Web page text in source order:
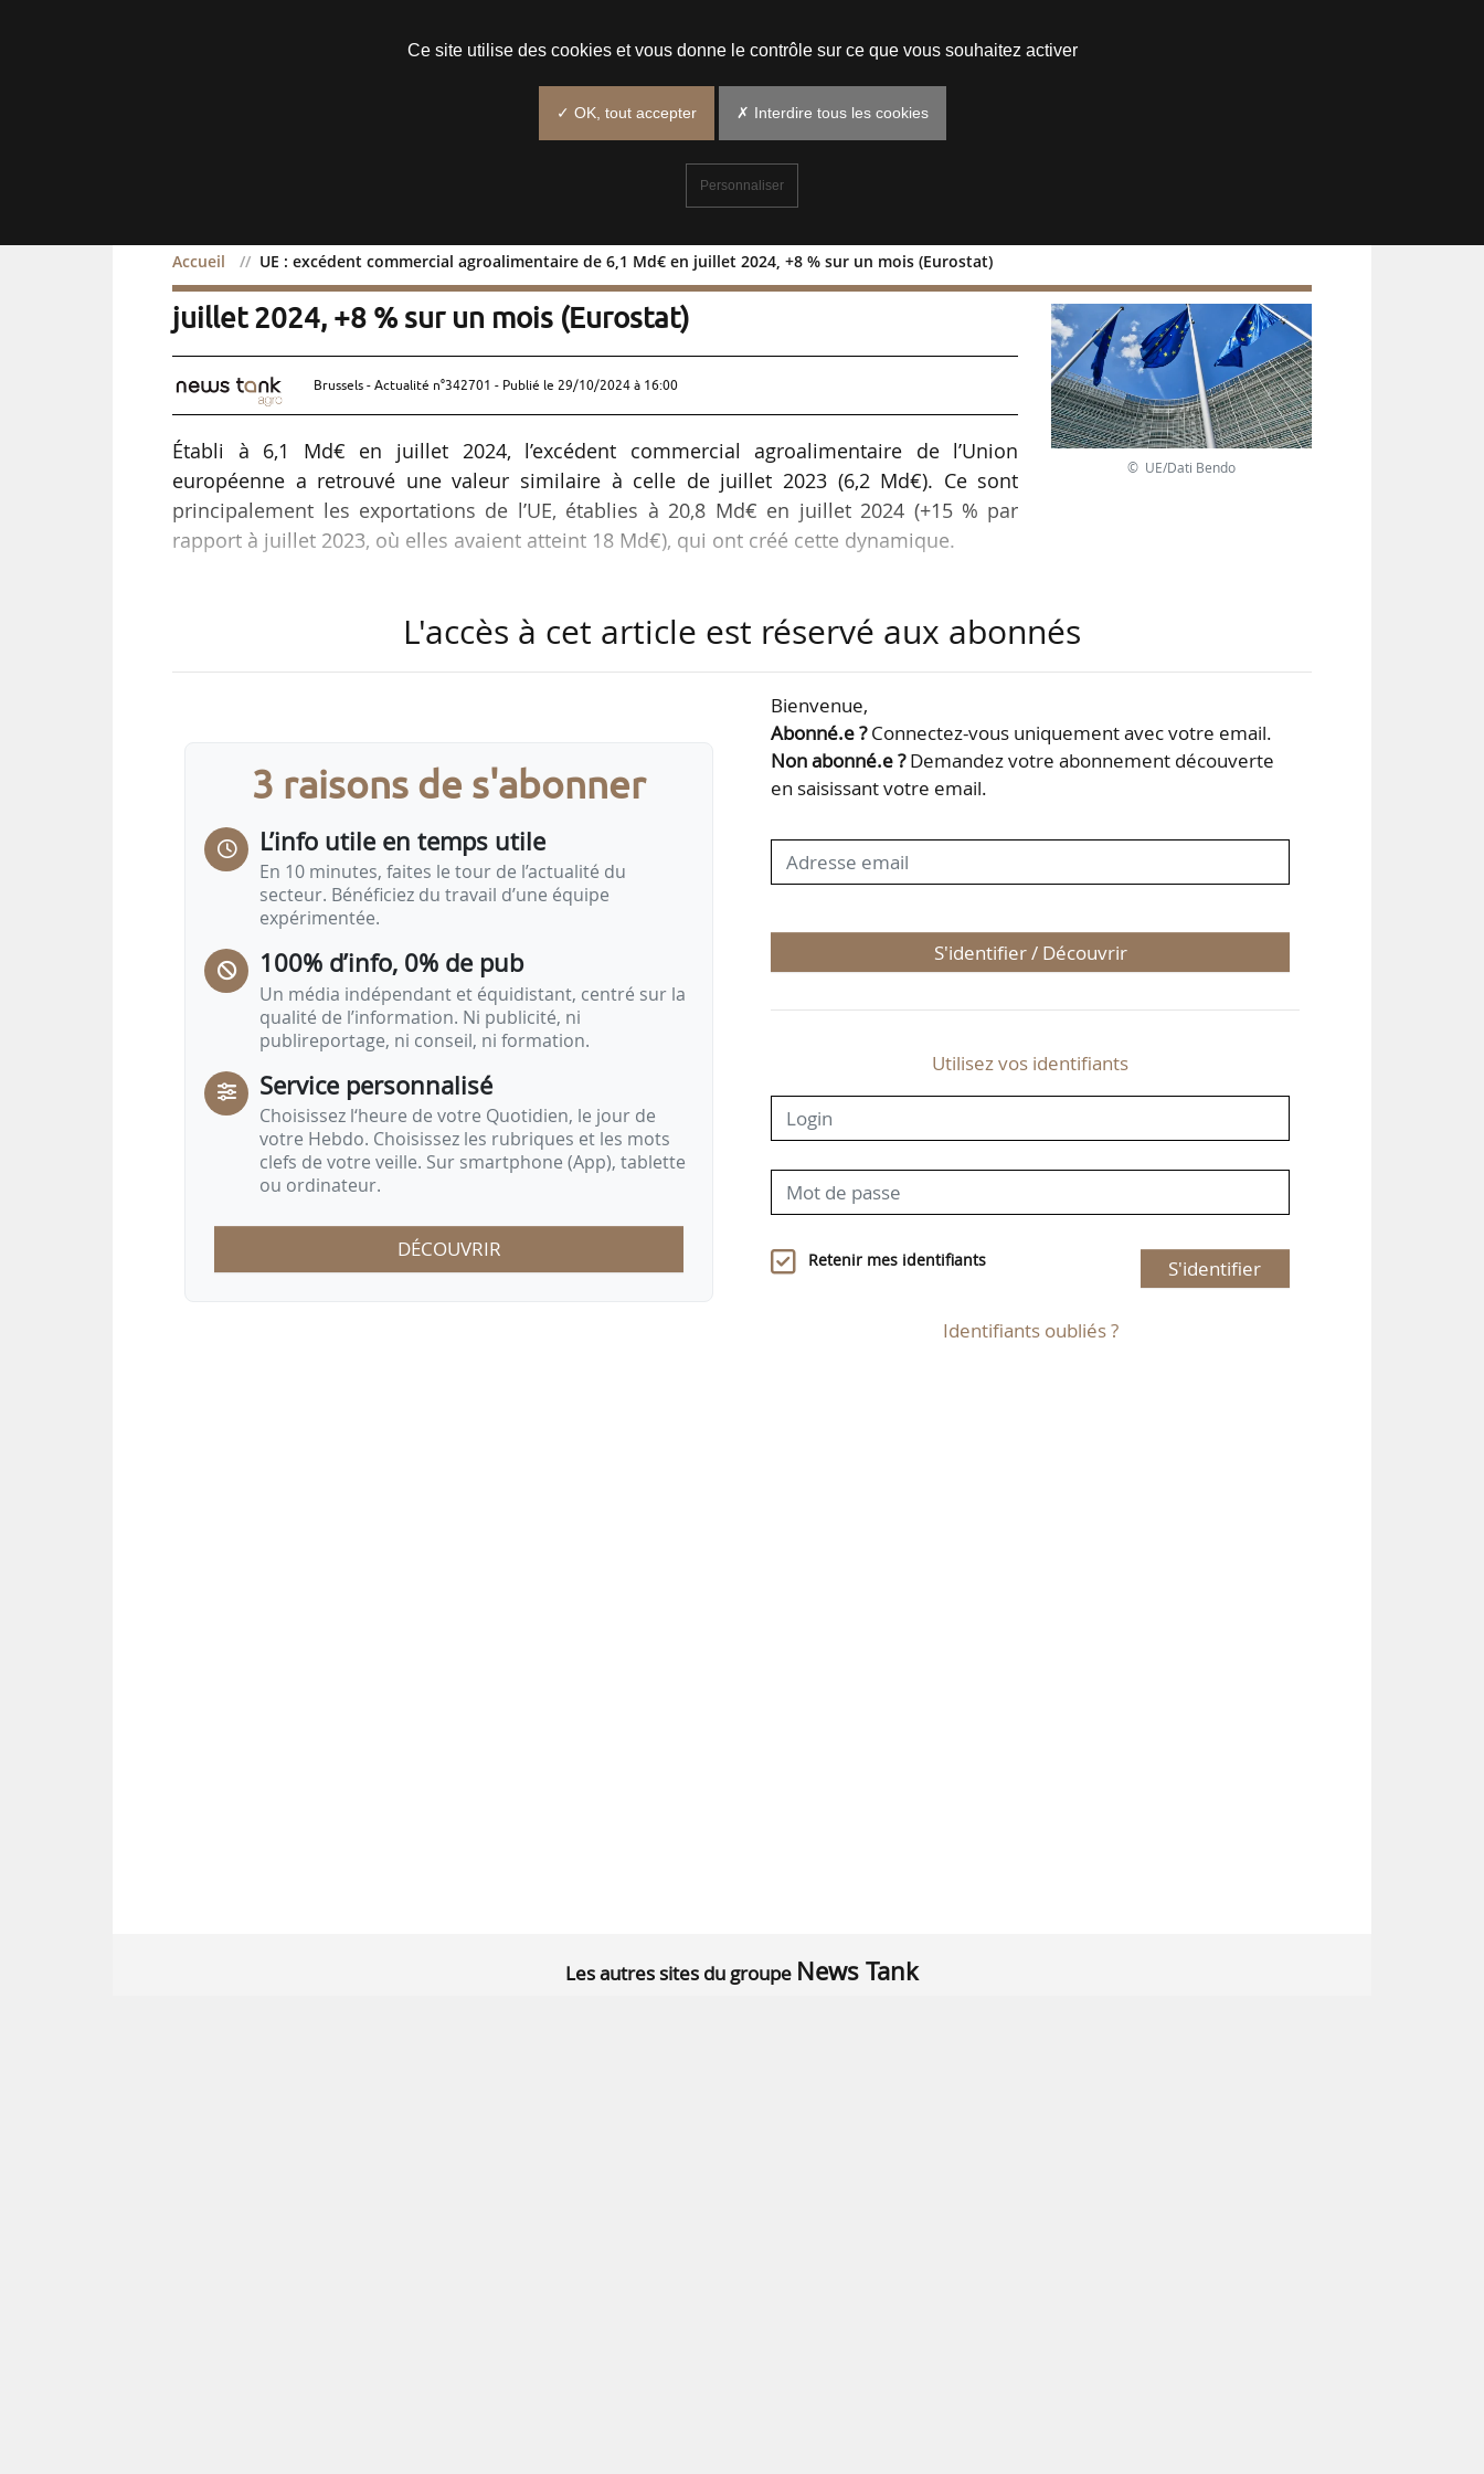
Accueil UE : excédent commercial agroalimentaire de 6,1 Md€ en juillet 2024, +8 % sur un mois (Eurostat)
UE : excédent commercial agroalimentaire de 6,1 Md€ en
juillet 2024, +8 % sur un mois (Eurostat)
Brussels - Actualité n°342701 - Publié le 29/10/2024 à 16:00
Établi à 6,1 Md€ en juillet 2024, l’excédent commercial agroalimentaire de l’Union
européenne a retrouvé une valeur similaire à celle de juillet 2023 (6,2 Md€). Ce sont
principalement les exportations de l’UE, établies à 20,8 Md€ en juillet 2024 (+15 % par
rapport à juillet 2023, où elles avaient atteint 18 Md€), qui ont créé cette dynamique.
15,6 Md€, +10 % par rapport à la période janvier-juillet 2023) entre janvier et juillet 2024,
Les exportations européennes vers le Royaume-Uni ont augmenté de 914 M€ (à 30 Md€
contre 29,9 Md€, soit +3 %) sur la…
© UE/Dati Bendo
L'accès à cet article est réservé aux abonnés
3 raisons de s'abonner
L’info utile en temps utile
En 10 minutes, faites le tour de l’actualité du
secteur. Bénéficiez du travail d’une équipe
expérimentée.
100% d’info, 0% de pub
Un média indépendant et équidistant, centré sur la
qualité de l’information. Ni publicité, ni
publireportage, ni conseil, ni formation.
Service personnalisé
Choisissez l‘heure de votre Quotidien, le jour de
votre Hebdo. Choisissez les rubriques et les mots
clefs de votre veille. Sur smartphone (App), tablette
ou ordinateur.
DÉCOUVRIR
Bienvenue,
Abonné.e ?Connectez-vous uniquement avec votre email.
Non abonné.e ?Demandez votre abonnement découverte
en saisissant votre email.
S'identifier / Découvrir
Utilisez vos identifiants
Retenir mes identifiants S'identifier
Identifiants oubliés ?
Les autres sites du groupe News Tank
Ce site utilise des cookies et vous donne le contrôle sur ce que vous souhaitez activer
✓ OK, tout accepter ✗ Interdire tous les cookies
Personnaliser